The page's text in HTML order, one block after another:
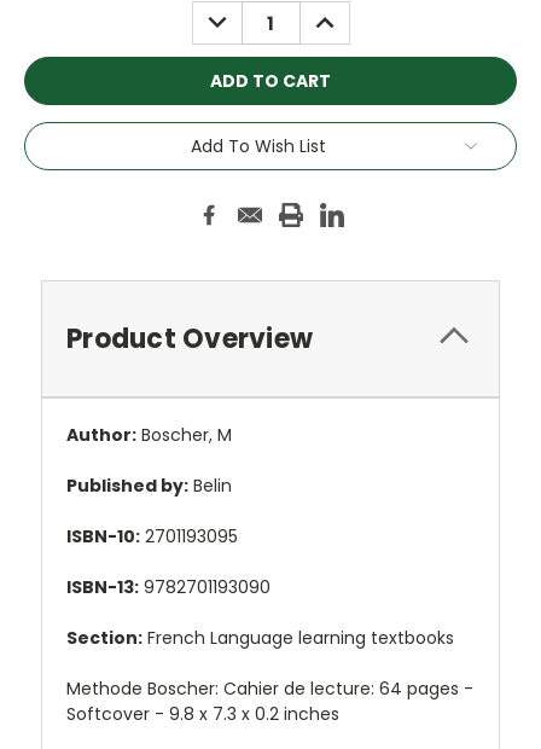
DECREASE
QUANTITY:
INCREASE
QUANTITY:
Add To Wish List
Product Overview
Author: Boscher, M
Published by: Belin
ISBN-10: 2701193095
ISBN-13: 9782701193090
Section: French Language learning textbooks
Methode Boscher: Cahier de lecture: 64 pages -
Softcover - 9.8 x 7.3 x 0.2 inches